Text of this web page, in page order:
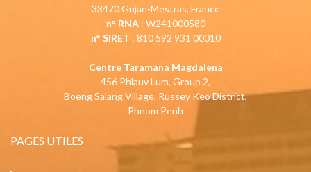
33470 Gujan-Mestras, France
n° RNA: W241000580
n° SIRET : 810 592 931 00010
Centre Taramana Magdalena
456 Phlauv Lum, Group 2,
Boeng Salang Village, Russey Keo District,
Phnom Penh
PAGES UTILES